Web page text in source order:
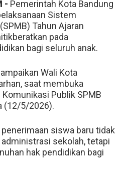
- Pemerintah Kota Bandung
Sistem
Tahun Ajaran
pada
bagi seluruh anak.
Wali Kota
saat membuka
Publik SPMB
(12/5/2026).
siswa baru tidak
sekolah, tetapi
hak pendidikan bagi